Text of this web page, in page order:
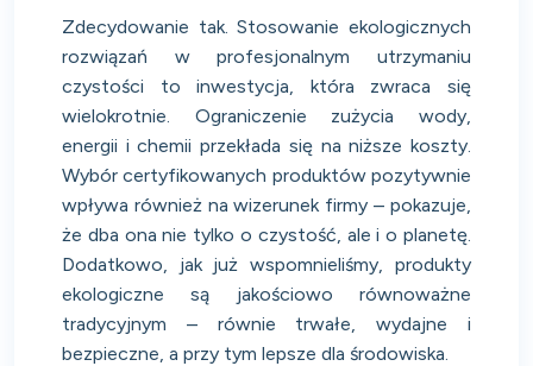
Zdecydowanie tak. Stosowanie ekologicznych
rozwiązań w profesjonalnym utrzymaniu
czystości to inwestycja, która zwraca się
wielokrotnie. Ograniczenie zużycia wody,
energii i chemii przekłada się na niższe koszty.
Wybór certyfikowanych produktów pozytywnie
wpływa również na wizerunek firmy – pokazuje,
że dba ona nie tylko o czystość, ale i o planetę.
Dodatkowo, jak już wspomnieliśmy, produkty
ekologiczne są jakościowo równoważne
tradycyjnym – równie trwałe, wydajne i
bezpieczne, a przy tym lepsze dla środowiska.